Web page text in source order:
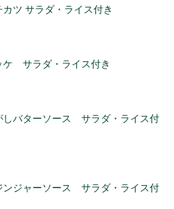
ツ サラダ・ライス付き
ケ サラダ・ライス付き
しバターソース サラダ・ライス付
ンジャーソース サラダ・ライス付